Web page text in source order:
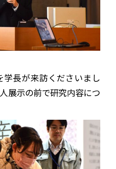
長が来訪くださいまし
展示の前で研究内容につ